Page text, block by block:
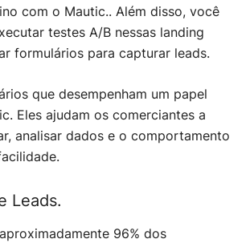
com o Mautic.. Além disso, você
testes A/B nessas landing
formulários para capturar leads.
que desempenham um papel
Eles ajudam os comerciantes a
analisar dados e o comportamento
Leads.
96% dos